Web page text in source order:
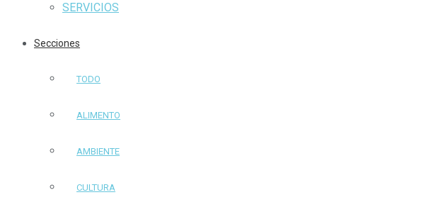
SERVICIOS
Secciones
TODO
ALIMENTO
AMBIENTE
CULTURA